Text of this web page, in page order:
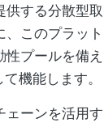
する分散型取
、このプラッ
性プールを備
機能します。
ェーンを活用